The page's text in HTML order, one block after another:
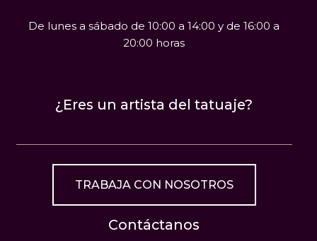
De lunes a sábado de 10:00 a 14:00 y de 16:00 a
20:00 horas
¿Eres un artista del tatuaje?
TRABAJA CON NOSOTROS
Contáctanos